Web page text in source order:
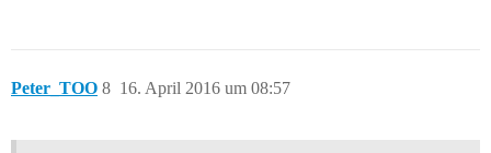
Peter_TOO 16. April 2016 um 08:57
8